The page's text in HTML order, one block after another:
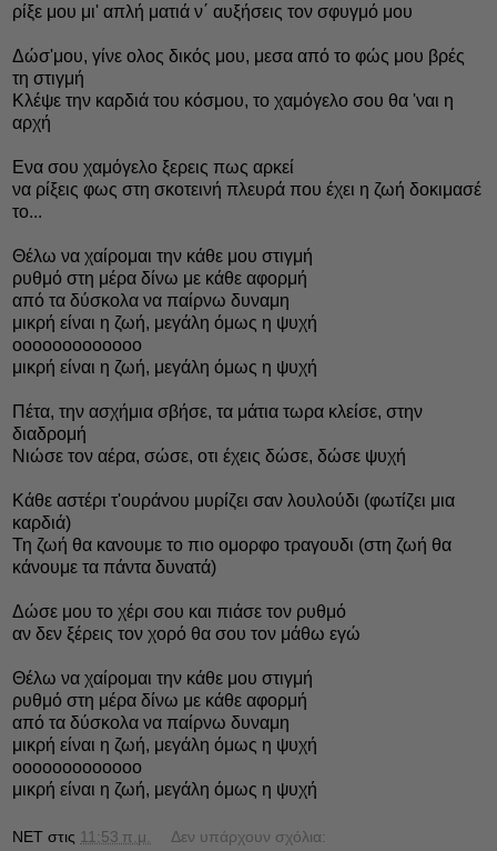
ρίξε μου μι' απλή ματιά ν΄ αυξήσεις τον σφυγμό μου
Δώσ'μου, γίνε ολος δικός μου, μεσα από το φώς μου βρές
τη στιγμή
Κλέψε την καρδιά του κόσμου, το χαμόγελο σου θα 'ναι η
αρχή
Ενα σου χαμόγελο ξερεις πως αρκεί
να ρίξεις φως στη σκοτεινή πλευρά που έχει η ζωή δοκιμασέ
το...
Θέλω να χαίρομαι την κάθε μου στιγμή
ρυθμό στη μέρα δίνω με κάθε αφορμή
από τα δύσκολα να παίρνω δυναμη
μικρή είναι η ζωή, μεγάλη όμως η ψυχή
οοοοοοοοοοοοο
μικρή είναι η ζωή, μεγάλη όμως η ψυχή
Πέτα, την ασχήμια σβήσε, τα μάτια τωρα κλείσε, στην
διαδρομή
Νιώσε τον αέρα, σώσε, οτι έχεις δώσε, δώσε ψυχή
Κάθε αστέρι τ'ουράνου μυρίζει σαν λουλούδι (φωτίζει μια
καρδιά)
Τη ζωή θα κανουμε το πιο ομορφο τραγουδι (στη ζωή θα
κάνουμε τα πάντα δυνατά)
Δώσε μου το χέρι σου και πιάσε τον ρυθμό
αν δεν ξέρεις τον χορό θα σου τον μάθω εγώ
Θέλω να χαίρομαι την κάθε μου στιγμή
ρυθμό στη μέρα δίνω με κάθε αφορμή
από τα δύσκολα να παίρνω δυναμη
μικρή είναι η ζωή, μεγάλη όμως η ψυχή
οοοοοοοοοοοοο
μικρή είναι η ζωή, μεγάλη όμως η ψυχή
NET στις 11:53 π.μ. Δεν υπάρχουν σχόλια: